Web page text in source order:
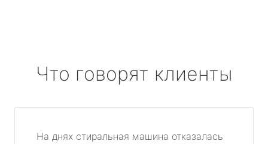
Что говорят клиенты
На днях стиральная машина отказалась